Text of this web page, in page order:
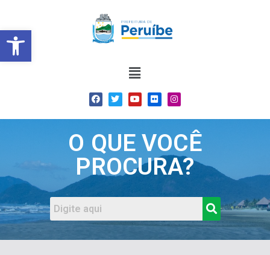
Barra de Ferramentas
O QUE VOCÊ
PROCURA?